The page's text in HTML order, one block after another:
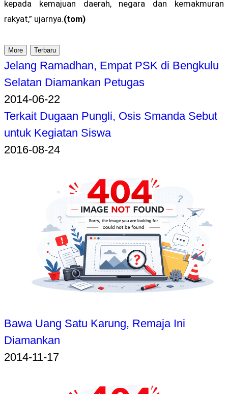
kepada kemajuan daerah, negara dan kemakmuran
rakyat,” ujarnya.(tom)
More Terbaru
Jelang Ramadhan, Empat PSK di Bengkulu
Selatan Diamankan Petugas
2014-06-22
Terkait Dugaan Pungli, Osis Smanda Sebut
untuk Kegiatan Siswa
2016-08-24
Bawa Uang Satu Karung, Remaja Ini
Diamankan
2014-11-17